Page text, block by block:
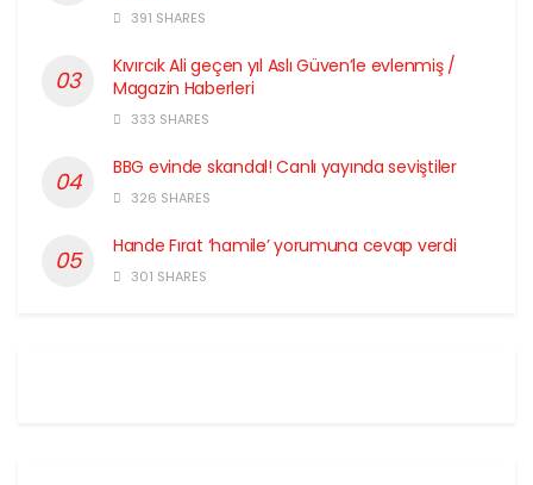
391 SHARES
Kıvırcık Ali geçen yıl Aslı Güven’le evlenmiş /
Magazin Haberleri
333 SHARES
BBG evinde skandal! Canlı yayında seviştiler
326 SHARES
Hande Fırat ‘hamile’ yorumuna cevap verdi
301 SHARES